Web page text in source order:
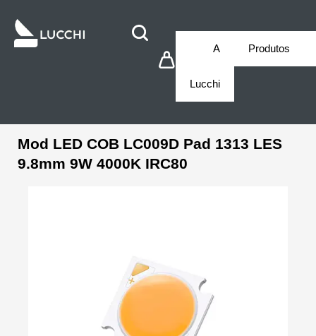
A
Lucchi
Produtos
Mod LED COB LC009D Pad 1313 LES
9.8mm 9W 4000K IRC80